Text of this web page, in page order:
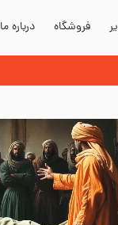
فروشگاه درباره ما